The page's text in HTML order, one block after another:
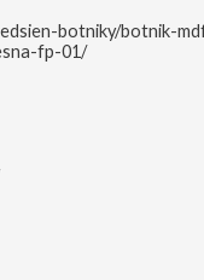
botniky/botnik-
fp-01/